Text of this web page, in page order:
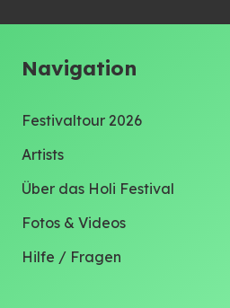
Navigation
Festivaltour 2026
Artists
Über das Holi Festival
Fotos & Videos
Hilfe / Fragen